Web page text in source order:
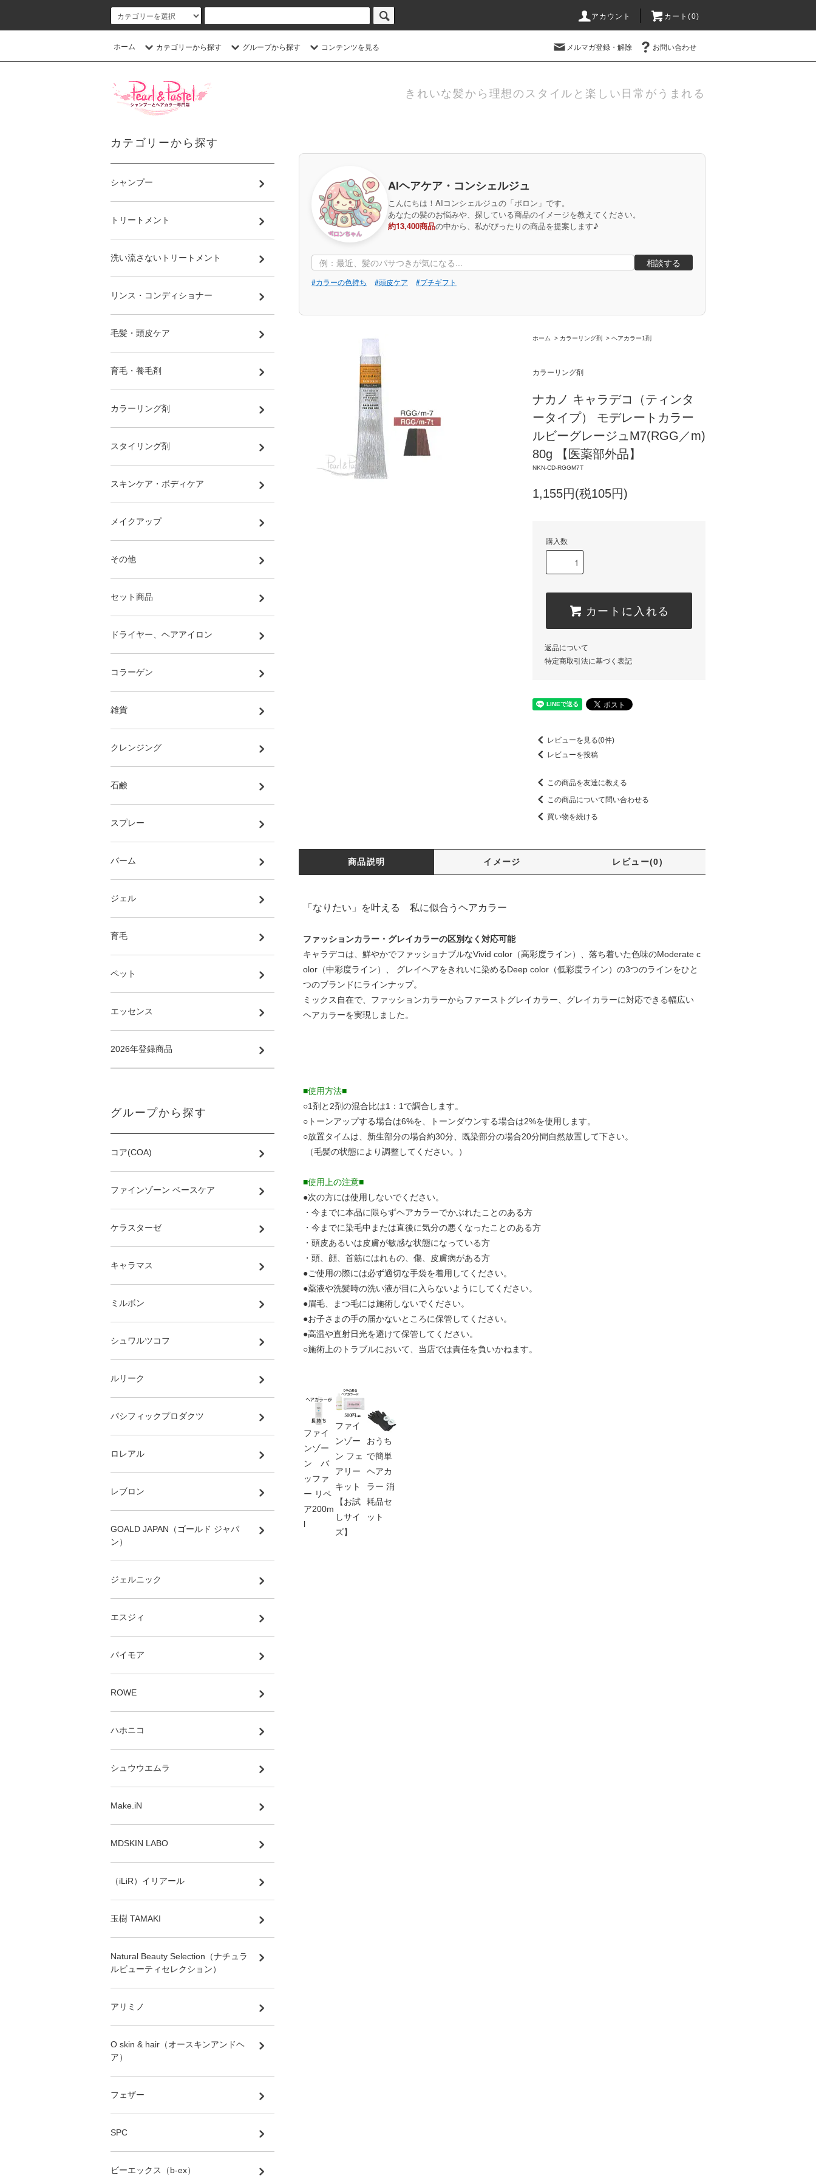
アカウント カート(0)
ホーム カテゴリーから探す グループから探す コンテンツを見る メルマガ登録・解除 お問い合わせ
きれいな髪から理想のスタイルと楽しい日常がうまれる
AIヘアケア・コンシェルジュ
こんにちは！AIコンシェルジュの「ポロン」です。
あなたの髪のお悩みや、探している商品のイメージを教えてください。
約13,400商品の中から、私がぴったりの商品を提案します♪
相談する
#カラーの色持ち #頭皮ケア #プチギフト
ホーム > カラーリング剤 > ヘアカラー1剤
カラーリング剤
ナカノ キャラデコ（ティンタ
ータイプ） モデレートカラー
ルビーグレージュM7(RGG／m)
80g 【医薬部外品】
NKN-CD-RGGM7T
1,155円(税105円)
購入数
カートに入れる
返品について
特定商取引法に基づく表記
レビューを見る(0件)
レビューを投稿
この商品を友達に教える
この商品について問い合わせる
買い物を続ける
商品説明 イメージ レビュー(0)
「なりたい」を叶える 私に似合うヘアカラー
ファッションカラー・グレイカラーの区別なく対応可能
キャラデコは、鮮やかでファッショナブルなVivid color（高彩度ライン）、落ち着いた色味のModerate c
olor（中彩度ライン）、 グレイヘアをきれいに染めるDeep color（低彩度ライン）の3つのラインをひと
つのブランドにラインナップ。
ミックス自在で、ファッションカラーからファーストグレイカラー、グレイカラーに対応できる幅広い
ヘアカラーを実現しました。
■使用方法■
○1剤と2剤の混合比は1：1で調合します。
○トーンアップする場合は6%を、トーンダウンする場合は2%を使用します。
○放置タイムは、新生部分の場合約30分、既染部分の場合20分間自然放置して下さい。
（毛髪の状態により調整してください。）
■使用上の注意■
●次の方には使用しないでください。
・今までに本品に限らずヘアカラーでかぶれたことのある方
・今までに染毛中または直後に気分の悪くなったことのある方
・頭皮あるいは皮膚が敏感な状態になっている方
・頭、顔、首筋にはれもの、傷、皮膚病がある方
●ご使用の際には必ず適切な手袋を着用してください。
●薬液や洗髪時の洗い液が目に入らないようにしてください。
●眉毛、まつ毛には施術しないでください。
●お子さまの手の届かないところに保管してください。
●高温や直射日光を避けて保管してください。
○施術上のトラブルにおいて、当店では責任を負いかねます。
ファイ
ンゾー
ン バ
ッファ
ー リペ
ア200m
l
ファイ
ンゾー
ン フェ
アリー
キット
【お試
しサイ
ズ】
おうち
で簡単
ヘアカ
ラー 消
耗品セ
ット
カテゴリーから探す
シャンプー
トリートメント
洗い流さないトリートメント
リンス・コンディショナー
毛髪・頭皮ケア
育毛・養毛剤
カラーリング剤
スタイリング剤
スキンケア・ボディケア
メイクアップ
その他
セット商品
ドライヤー、ヘアアイロン
コラーゲン
雑貨
クレンジング
石鹸
スプレー
バーム
ジェル
育毛
ペット
エッセンス
2026年登録商品
グループから探す
コア(COA)
ファインゾーン ベースケア
ケラスターゼ
キャラマス
ミルボン
シュワルツコフ
ルリーク
パシフィックプロダクツ
ロレアル
レブロン
GOALD JAPAN（ゴールド ジャパ
ン）
ジェルニック
エスジィ
パイモア
ROWE
ハホニコ
シュウウエムラ
Make.iN
MDSKIN LABO
（iLiR）イリアール
玉樹 TAMAKI
Natural Beauty Selection（ナチュラ
ルビューティセレクション）
アリミノ
O skin & hair（オースキンアンドヘ
ア）
フェザー
SPC
ビーエックス（b-ex）